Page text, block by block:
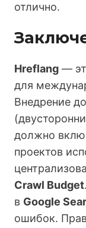
отлично.
Hreflang —
для
Внедрение
должно
проектов
Crawl Budget
в Google
ошибок.